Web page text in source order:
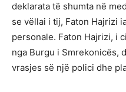
deklarata të shumta në
se vëllai i tij, Faton Hajrizi
personale. Faton Hajrizi, i
nga Burgu i Smrekonicës,
vrasjes së një polici dhe